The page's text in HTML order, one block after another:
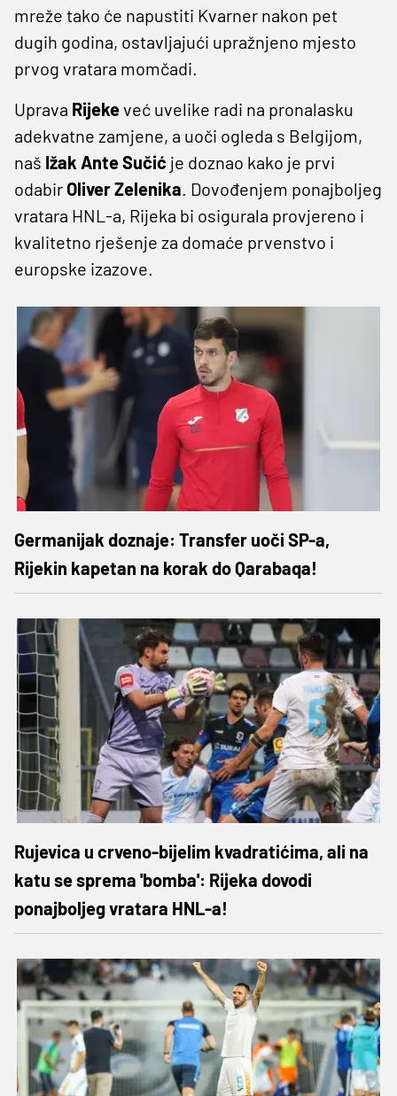
mreže tako će napustiti Kvarner nakon pet
dugih godina, ostavljajući upražnjeno mjesto
prvog vratara momčadi.
Uprava Rijekeveć uvelike radi na pronalasku
adekvatne zamjene, a uoči ogleda s Belgijom,
naš Ižak Ante Sučić je doznao kako je prvi
odabir Oliver Zelenika. Dovođenjem ponajboljeg
vratara HNL-a, Rijeka bi osigurala provjereno i
kvalitetno rješenje za domaće prvenstvo i
europske izazove.
Germanijak doznaje: Transfer uoči SP-a,
Rijekin kapetan na korak do Qarabaqa!
Rujevica u crveno-bijelim kvadratićima, ali na
katu se sprema 'bomba': Rijeka dovodi
ponajboljeg vratara HNL-a!